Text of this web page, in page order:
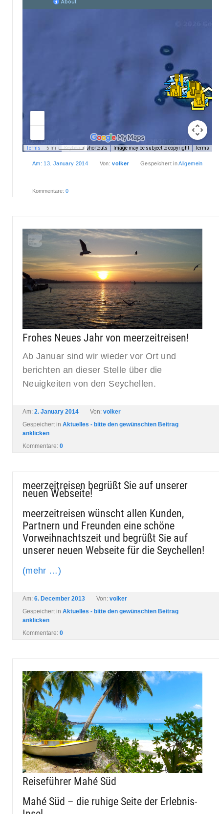
Am:13. January 2014 Von:volker Gespeichert inAllgemein
Kommentare: 0
Frohes Neues Jahr von meerzeitreisen!
Ab Januar sind wir wieder vor Ort und
berichten an dieser Stelle über die
Neuigkeiten von den Seychellen.
Am: 2. January 2014 Von: volker
Gespeichert in Aktuelles - bitte den gewünschten Beitrag
anklicken
Kommentare: 0
meerzeitreisen begrüßt Sie auf unserer
neuen Webseite!
meerzeitreisen wünscht allen Kunden,
Partnern und Freunden eine schöne
Vorweihnachtszeit und begrüßt Sie auf
unserer neuen Webseite für die Seychellen!
(mehr …)
Am: 6. December 2013 Von: volker
Gespeichert in Aktuelles - bitte den gewünschten Beitrag
anklicken
Kommentare: 0
Reiseführer Mahé Süd
Mahé Süd – die ruhige Seite der Erlebnis-